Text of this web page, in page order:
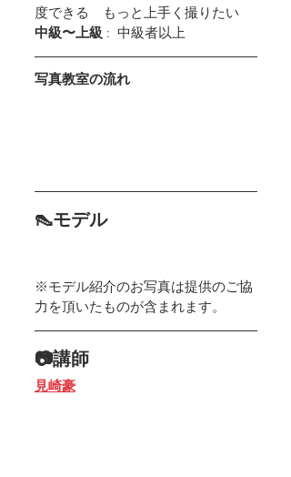
度できる　もっと上手く撮りたい
中級〜上級 :  中級者以上
写真教室の流れ
👠モデル
※モデル紹介のお写真は提供のご協
力を頂いたものが含まれます。
📷講師
見崎豪